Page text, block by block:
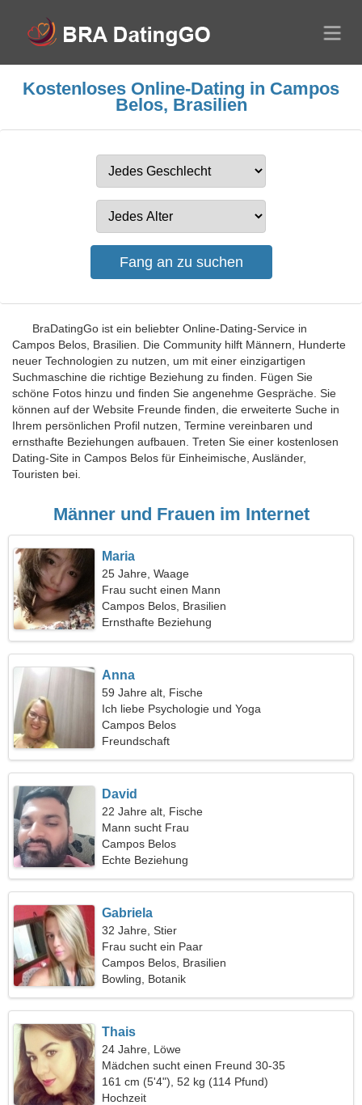
Kostenloses Online-Dating in Campos
Belos, Brasilien
BraDatingGo ist ein beliebter Online-Dating-Service in
Campos Belos, Brasilien. Die Community hilft Männern, Hunderte
neuer Technologien zu nutzen, um mit einer einzigartigen
Suchmaschine die richtige Beziehung zu finden. Fügen Sie
schöne Fotos hinzu und finden Sie angenehme Gespräche. Sie
können auf der Website Freunde finden, die erweiterte Suche in
Ihrem persönlichen Profil nutzen, Termine vereinbaren und
ernsthafte Beziehungen aufbauen. Treten Sie einer kostenlosen
Dating-Site in Campos Belos für Einheimische, Ausländer,
Touristen bei.
Männer und Frauen im Internet
Maria
25 Jahre, Waage
Frau sucht einen Mann
Campos Belos, Brasilien
Ernsthafte Beziehung
Anna
59 Jahre alt, Fische
Ich liebe Psychologie und Yoga
Campos Belos
Freundschaft
David
22 Jahre alt, Fische
Mann sucht Frau
Campos Belos
Echte Beziehung
Gabriela
32 Jahre, Stier
Frau sucht ein Paar
Campos Belos, Brasilien
Bowling, Botanik
Thais
24 Jahre, Löwe
Mädchen sucht einen Freund 30-35
161 cm (5'4"), 52 kg (114 Pfund)
Hochzeit